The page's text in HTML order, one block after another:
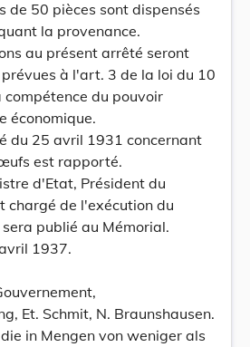
de 50 pièces sont dispensés
la provenance.
au présent arrêté seront
à l'art. 3 de la loi du 10
du pouvoir
économique.
du 25 avril 1931 concernant
est rapporté.
d'Etat, Président du
chargé de l'exécution du
publié au Mémorial.
1937.
Et. Schmit, N. Braunshausen.
in Mengen von weniger als